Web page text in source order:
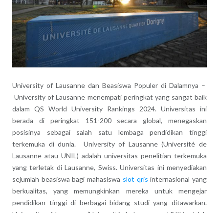
University of Lausanne dan Beasiswa Populer di Dalamnya –
University of Lausanne menempati peringkat yang sangat baik
dalam QS World University Rankings 2024. Universitas ini
berada di peringkat 151-200 secara global, menegaskan
posisinya sebagai salah satu lembaga pendidikan tinggi
terkemuka di dunia. University of Lausanne (Université de
Lausanne atau UNIL) adalah universitas penelitian terkemuka
yang terletak di Lausanne, Swiss. Universitas ini menyediakan
sejumlah beasiswa bagi mahasiswa slot qris internasional yang
berkualitas, yang memungkinkan mereka untuk mengejar
pendidikan tinggi di berbagai bidang studi yang ditawarkan.